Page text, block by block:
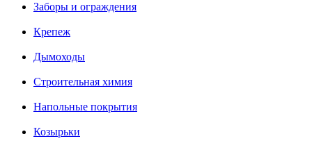
Заборы и ограждения
Крепеж
Дымоходы
Строительная химия
Напольные покрытия
Козырьки